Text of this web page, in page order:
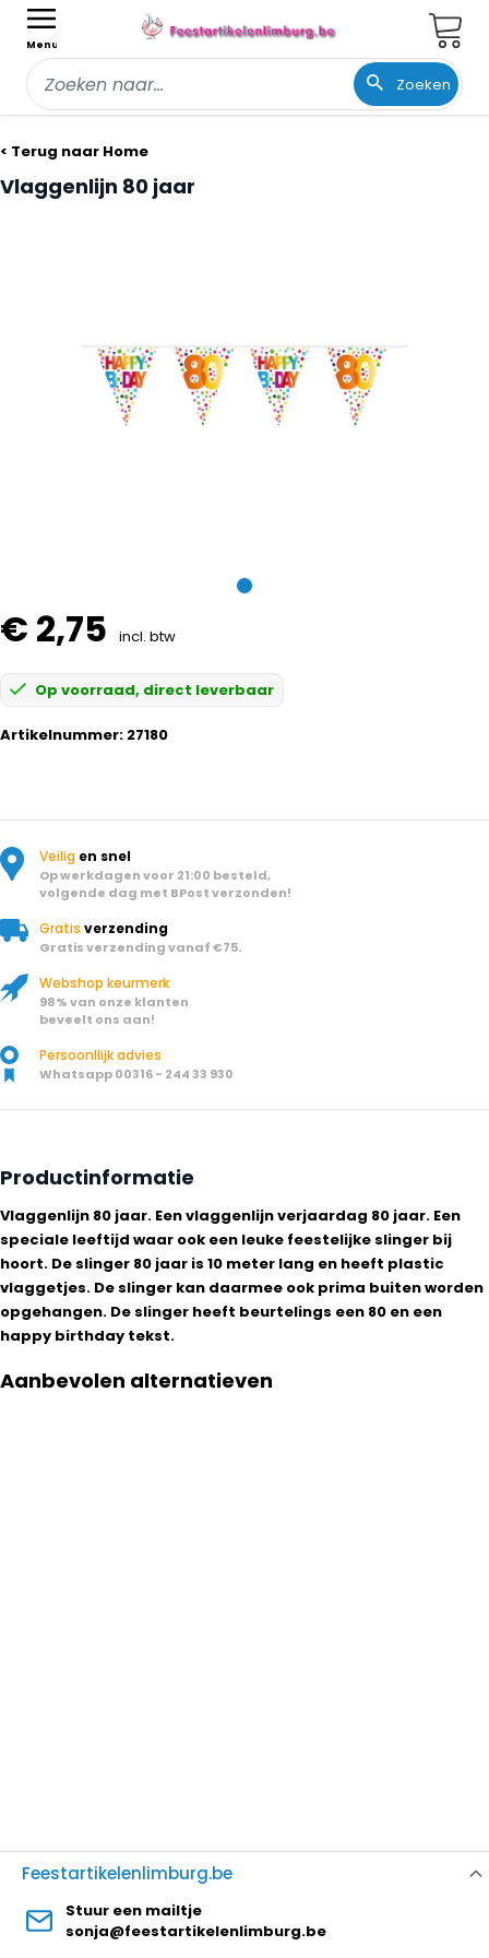
Menu
Zoeken
< Terug naar Home
Vlaggenlijn 80 jaar
€ 2,75 incl. btw
Op voorraad, direct leverbaar
Artikelnummer: 27180
Veilig en snel
Op werkdagen voor 21:00 besteld,
volgende dag met BPost verzonden!
Gratis verzending
Gratis verzending vanaf €75.
Webshop keurmerk
98% van onze klanten
beveelt ons aan!
Persoonllijk advies
Whatsapp 00316 - 244 33 930
Productinformatie
Vlaggenlijn 80 jaar. Een vlaggenlijn verjaardag 80 jaar. Een
speciale leeftijd waar ook een leuke feestelijke slinger bij
hoort. De slinger 80 jaar is 10 meter lang en heeft plastic
vlaggetjes. De slinger kan daarmee ook prima buiten worden
opgehangen. De slinger heeft beurtelings een 80 en een
happy birthday tekst.
Aanbevolen alternatieven
Feestartikelenlimburg.be
Stuur een mailtje
sonja@feestartikelenlimburg.be